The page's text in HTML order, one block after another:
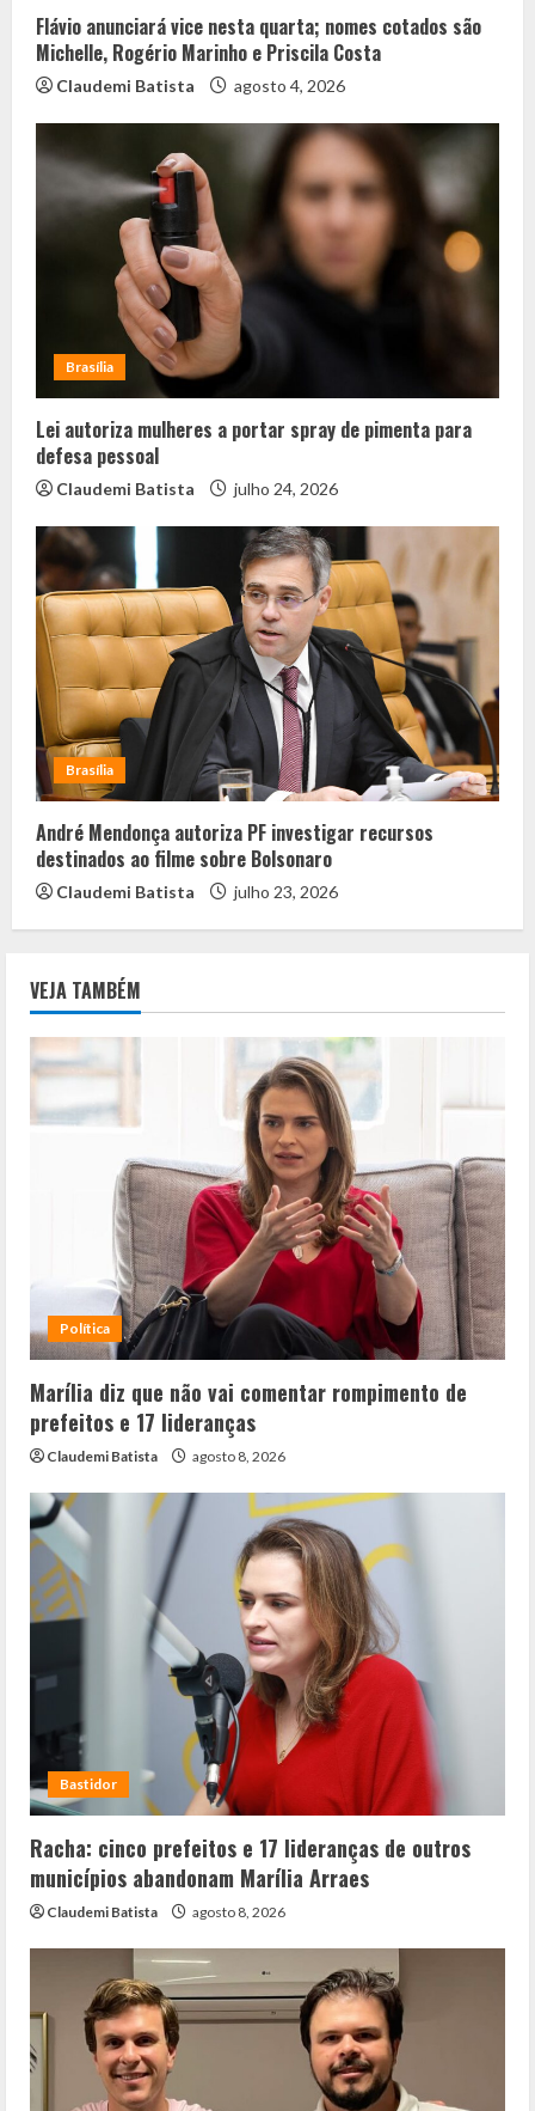
Flávio anunciará vice nesta quarta; nomes cotados são
Michelle, Rogério Marinho e Priscila Costa
Claudemi Batista agosto 4, 2026
Brasília
Lei autoriza mulheres a portar spray de pimenta para
defesa pessoal
Claudemi Batista julho 24, 2026
Brasília
André Mendonça autoriza PF investigar recursos
destinados ao filme sobre Bolsonaro
Claudemi Batista julho 23, 2026
VEJA TAMBÉM
Política
Marília diz que não vai comentar rompimento de
prefeitos e 17 lideranças
Claudemi Batista agosto 8, 2026
Bastidor
Racha: cinco prefeitos e 17 lideranças de outros
municípios abandonam Marília Arraes
Claudemi Batista agosto 8, 2026